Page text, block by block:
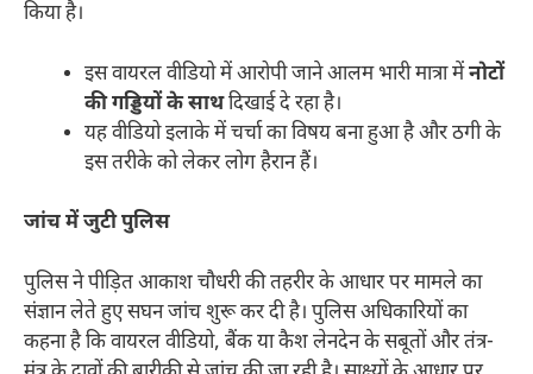
किया है।
​इस वायरल वीडियो में आरोपी जाने आलम भारी मात्रा मेंनोटों
की गड्डियों के साथदिखाई दे रहा है।
​यह वीडियो इलाके में चर्चा का विषय बना हुआ है और ठगी के
इस तरीके को लेकर लोग हैरान हैं।
जांच में जुटी पुलिस
पुलिस ने पीड़ित आकाश चौधरी की तहरीर के आधार पर मामले का
संज्ञान लेते हुए सघन जांच शुरू कर दी है। पुलिस अधिकारियों का
कहना है कि वायरल वीडियो, बैंक या कैश लेनदेन के सबूतों और तंत्र-